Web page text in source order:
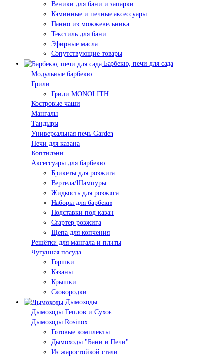
Веники для бани и запарки
Каминные и печные аксессуары
Панно из можжевельника
Текстиль для бани
Эфирные масла
Сопутствующие товары
Барбекю, печи для сада
Модульные барбекю
Грили
Грили MONOLITH
Костровые чаши
Мангалы
Тандыры
Универсальная печь Garden
Печи для казана
Коптильни
Аксессуары для барбекю
Брикеты для розжига
Вертела/Шампуры
Жидкость для розжига
Наборы для барбекю
Подставки под казан
Стартер розжига
Щепа для копчения
Решётки для мангала и плиты
Чугунная посуда
Горшки
Казаны
Крышки
Сковородки
Дымоходы
Дымоходы Теплов и Сухов
Дымоходы Rosinox
Готовые комплекты
Дымоходы "Бани и Печи"
Из жаростойкой стали